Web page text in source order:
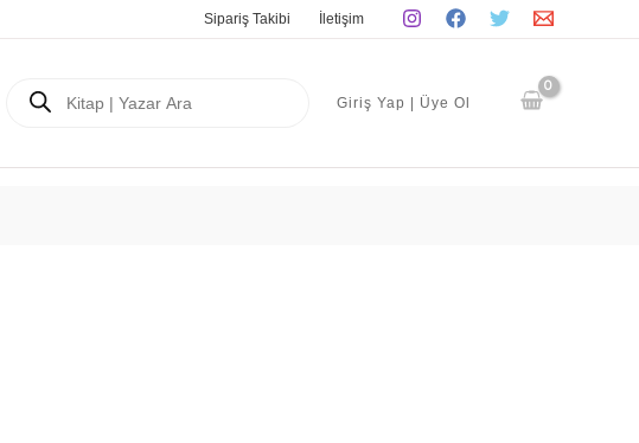
Sipariş Takibi İletişim
search
Giriş Yap | Üye Ol